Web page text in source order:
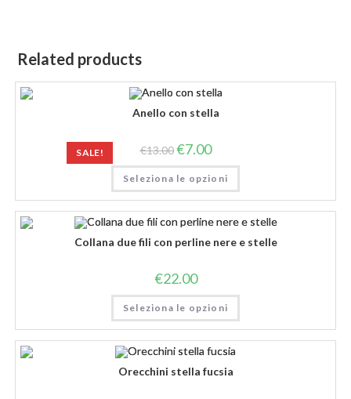
Related products
SALE!
Anello con stella
€13.00 €7.00
Seleziona le opzioni
Collana due fili con perline nere e stelle
€22.00
Seleziona le opzioni
Orecchini stella fucsia